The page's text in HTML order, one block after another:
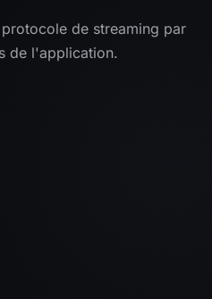
de streaming par
de l'application.